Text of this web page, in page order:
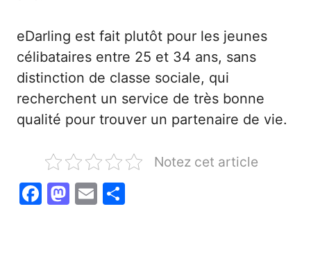
eDarling est fait plutôt pour les jeunes
célibataires entre 25 et 34 ans, sans
distinction de classe sociale, qui
recherchent un service de très bonne
qualité pour trouver un partenaire de vie.
Notez cet article
F
M E